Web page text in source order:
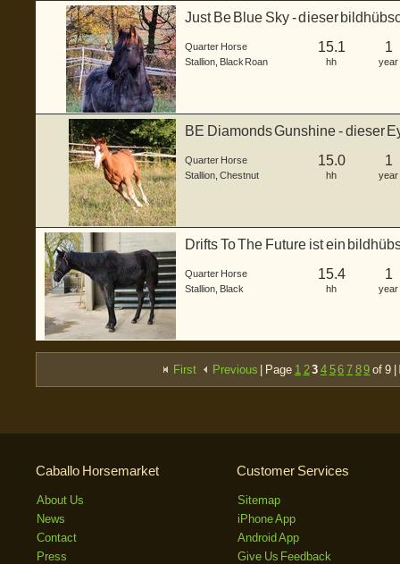
Just Be Blue Sky - dieser
Quarter Horse
Stallion Black Roan
15.1
hh
1
year
BE Diamonds Gunshine - dieser
Quarter Horse
Stallion Chestnut
15.0
hh
1
year
Drifts To The Future ist ein
Quarter Horse
Stallion Black
15.4
hh
1
year
First Previous | Page 1 23 4 56 7 89 of 9 |
Caballo Horsemarket
About Us
News
Contact
Press
Customer Services
Sitemap
iPhone App
Android App
Give Us Feedback